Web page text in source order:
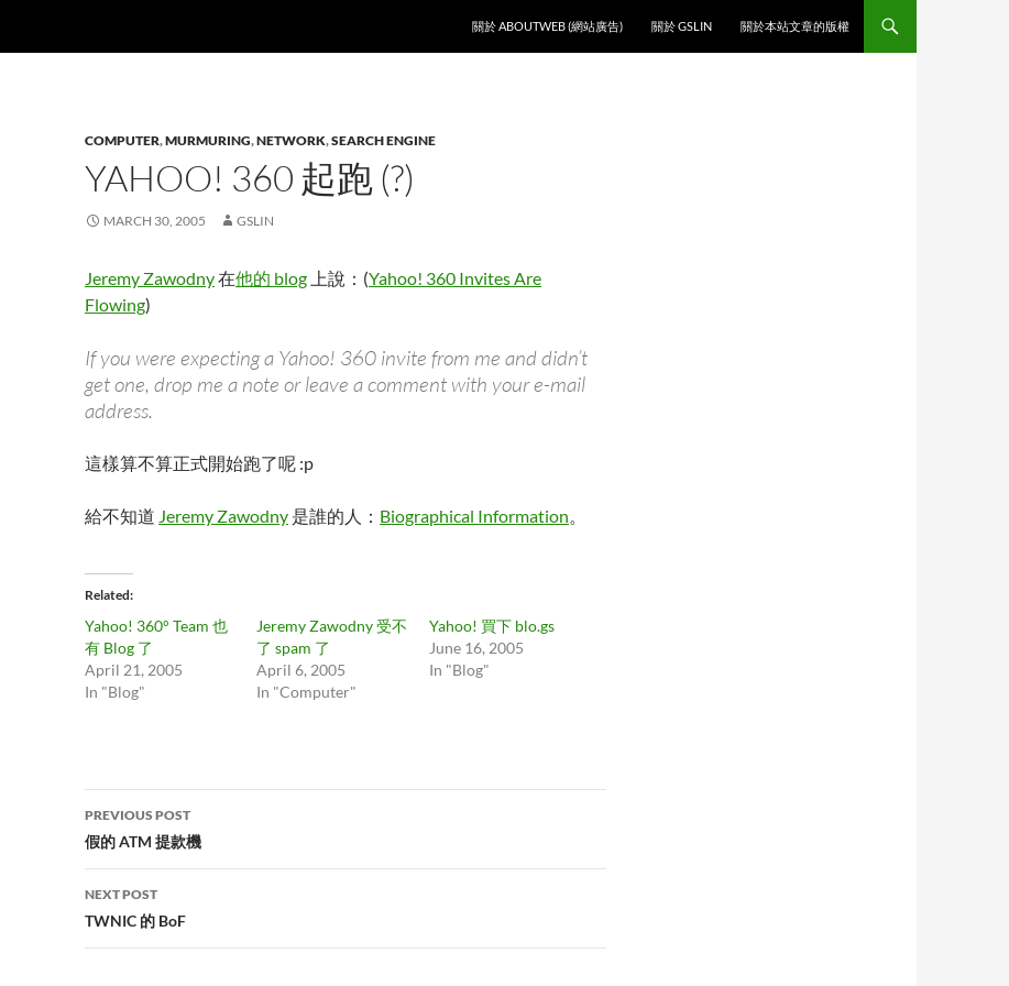
關於 ABOUTWEB (網站廣告)
關於 GSLIN 關於本站文章的版權
COMPUTER,MURMURING,NETWORK,SEARCH ENGINE
YAHOO! 360 起跑 (?)
MARCH 30, 2005 GSLIN
Jeremy Zawodny在他的 blog 上說：(Yahoo! 360 Invites Are
Flowing)
If you were expecting a Yahoo! 360 invite from me and didn’t
get one, drop me a note or leave a comment with your e-mail
address.
這樣算不算正式開始跑了呢 :p
給不知道 Jeremy Zawodny 是誰的人： Biographical Information。
Related
Yahoo! 360° Team 也
有 Blog 了
April 21, 2005
In "Blog"
Jeremy Zawodny 受不
了 spam 了
April 6, 2005
In "Computer"
Yahoo! 買下 blo.gs
June 16, 2005
In "Blog"
Post
navigation
PREVIOUS POST
假的 ATM 提款機
NEXT POST
TWNIC 的 BoF